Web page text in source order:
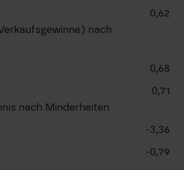
0,62
nach
0,68
0,71
nach Minderheiten
-3,36
-0,79